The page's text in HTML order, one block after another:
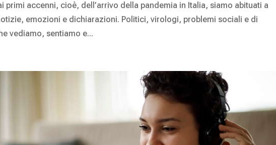
primi accenni, cioè, dell’arrivo della pandemia in Italia, siamo abituati a
emozioni e dichiarazioni. Politici, virologi, problemi sociali e di
vediamo, sentiamo e...